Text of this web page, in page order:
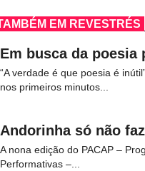
EM REVESTRÉS
Em busca da poesia
“A verdade é que poesia é
nos primeiros minutos...
Andorinha só não
A nona edição do PACAP –
Performativas –...